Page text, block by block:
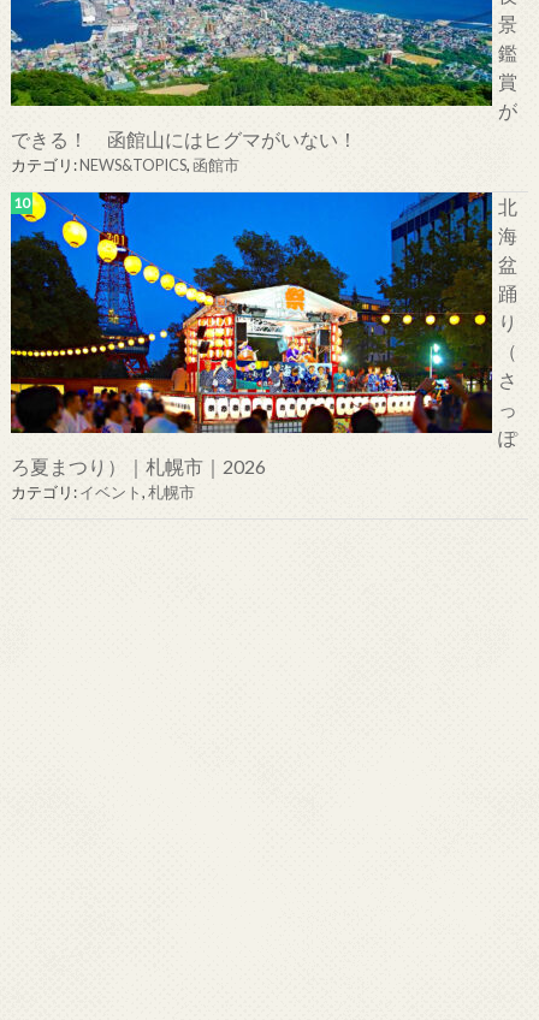
景
鑑
賞
が
できる！ 函館山にはヒグマがいない！
カテゴリ:NEWS&TOPICS,函館市
北
海
盆
踊
り
（
さ
っ
ぽ
ろ夏まつり）｜札幌市｜2026
カテゴリ:イベント,札幌市